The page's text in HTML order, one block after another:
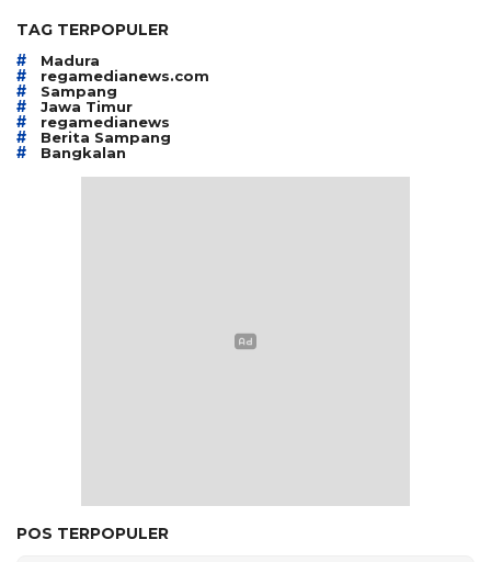
TAG TERPOPULER
# Madura
# regamedianews.com
# Sampang
# Jawa Timur
# regamedianews
# Berita Sampang
# Bangkalan
POS TERPOPULER